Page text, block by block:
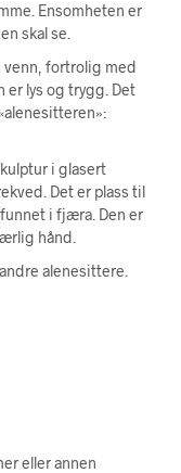
Ensomheten er
skal se.
venn, fortrolig med
er lys og trygg. Det
i glasert
Det er plass til
i fjæra. Den er
hånd.
alenesittere.
eller annen